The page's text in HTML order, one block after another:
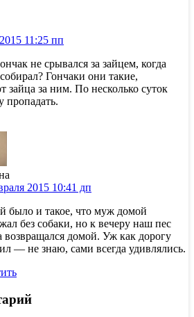
11:25 пп
не срывался за зайцем, когда
Гончаки они такие,
зайца за ним. По несколько суток
пропадать.
2015 10:41 дп
было и такое, что муж домой
без собаки, но к вечеру наш пес
возвращался домой. Уж как дорогу
— не знаю, сами всегда удивлялись.